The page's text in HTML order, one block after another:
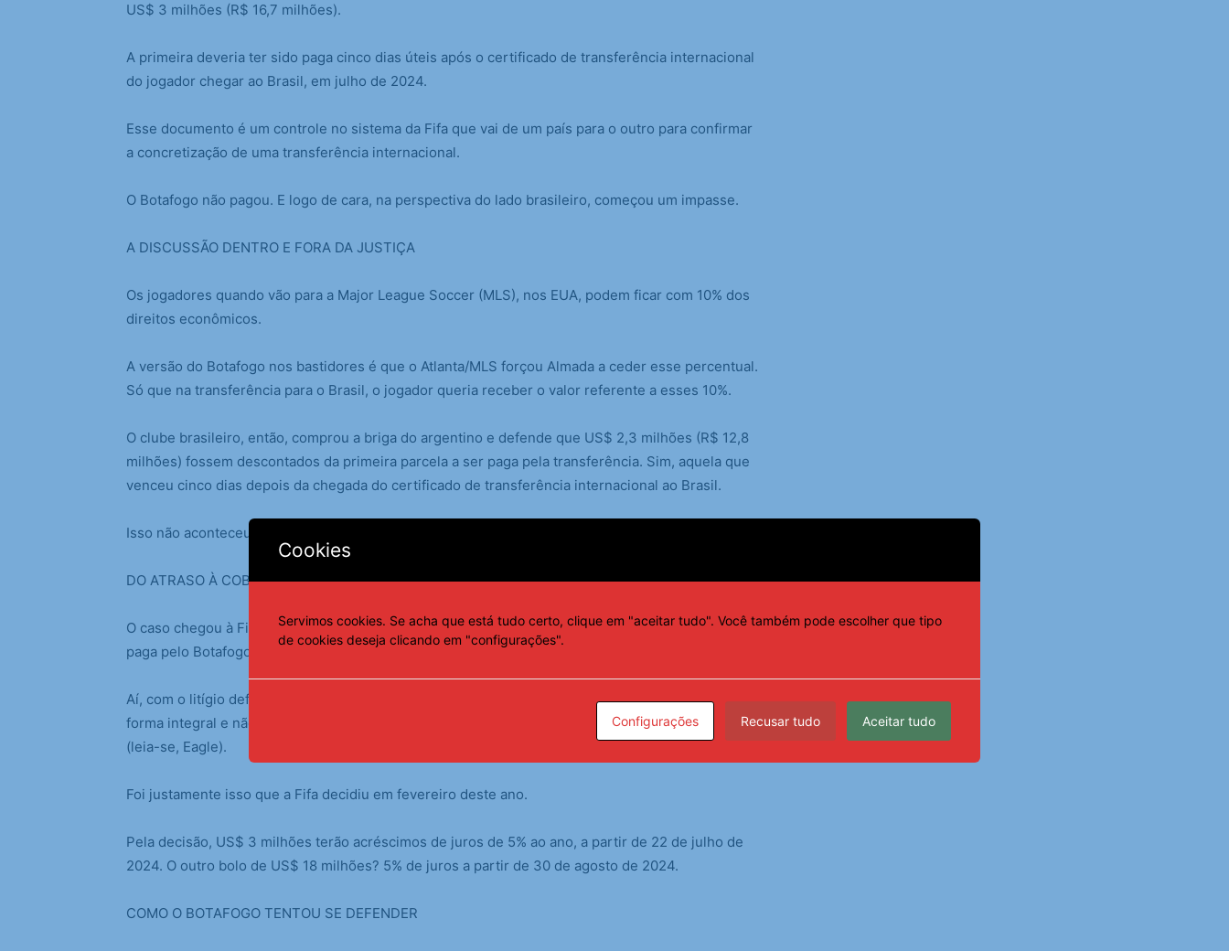
US$ 3 milhões (R$ 16,7 milhões).
A primeira deveria ter sido paga cinco dias úteis após o certificado de transferência internacional
do jogador chegar ao Brasil, em julho de 2024.
Esse documento é um controle no sistema da Fifa que vai de um país para o outro para confirmar
a concretização de uma transferência internacional.
O Botafogo não pagou. E logo de cara, na perspectiva do lado brasileiro, começou um impasse.
A DISCUSSÃO DENTRO E FORA DA JUSTIÇA
Os jogadores quando vão para a Major League Soccer (MLS), nos EUA, podem ficar com 10% dos
direitos econômicos.
A versão do Botafogo nos bastidores é que o Atlanta/MLS forçou Almada a ceder esse percentual.
Só que na transferência para o Brasil, o jogador queria receber o valor referente a esses 10%.
O clube brasileiro, então, comprou a briga do argentino e defende que US$ 2,3 milhões (R$ 12,8
milhões) fossem descontados da primeira parcela a ser paga pela transferência. Sim, aquela que
venceu cinco dias depois da chegada do certificado de transferência internacional ao Brasil.
Isso não aconteceu. E aí ninguém pagou mais ninguém.
DO ATRASO À COBRANÇA SEM PARCELAMENTO
O caso chegou à Fifa em novembro de 2024, após a segunda parcela de US$ 3 milhões não ser
paga pelo Botafogo. A dívida, àquela altura, era de US$ 6 milhões (R$ 33,4 milhões).
Aí, com o litígio deflagrado, o Atlanta pediu que o pagamento dos US$ 21 milhões fosse feito
forma integral e não mais parcelado. Isso já seria um problema para o fluxo de caixa do Botafogo
(leia-se, Eagle).
Foi justamente isso que a Fifa decidiu em fevereiro deste ano.
Pela decisão, US$ 3 milhões terão acréscimos de juros de 5% ao ano, a partir de 22 de julho de
2024. O outro bolo de US$ 18 milhões? 5% de juros a partir de 30 de agosto de 2024.
COMO O BOTAFOGO TENTOU SE DEFENDER
Cookies
Servimos cookies. Se acha que está tudo certo, clique em "aceitar tudo". Você também pode escolher que tipo
de cookies deseja clicando em "configurações".
Configurações Recusar tudo Aceitar tudo